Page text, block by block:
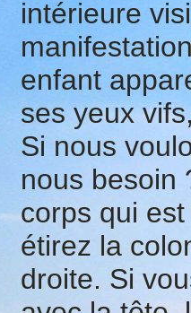
intérieure
enfant
ses yeux
Si nous
nous besoin
corps qui
étirez la
droite. Si